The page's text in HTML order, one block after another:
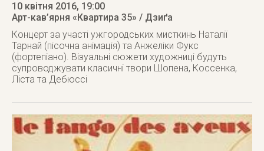
10 квітня 2016, 19:00
Арт-кав’ярня «Квартира 35» / Дзиґа
Концерт за участі ужгородських мисткинь Наталії
Тарнай (пісочна анімація) та Анжеліки Фукс
(фортепіано). Візуальні сюжети художниці будуть
супроводжувати класичні твори Шопена, Коссенка,
Ліста та Дебюссі